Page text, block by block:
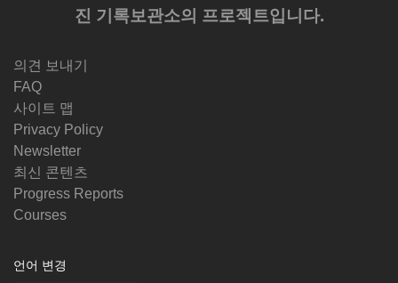
진 기록보관소의 프로젝트입니다.
의견 보내기
FAQ
사이트 맵
Privacy Policy
Newsletter
최신 콘텐츠
Progress Reports
Courses
언어 변경